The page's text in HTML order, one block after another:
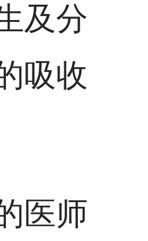
及分
吸收
医师